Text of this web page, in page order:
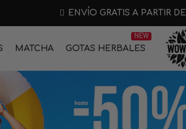
ENVÍO GRATIS A PARTIR
MATCHA
NEW
GOTAS HERBALES